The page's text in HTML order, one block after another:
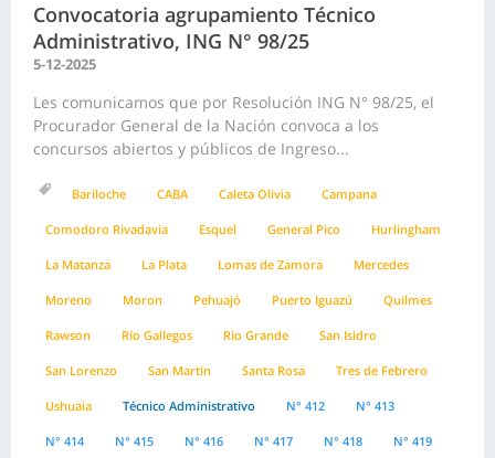
Convocatoria agrupamiento Técnico
Administrativo, ING N° 98/25
5-12-2025
Les comunicamos que por Resolución ING N° 98/25, el
Procurador General de la Nación convoca a los
concursos abiertos y públicos de Ingreso...
Bariloche CABA Caleta Olivia Campana
Comodoro Rivadavia Esquel General Pico Hurlingham
La Matanza La Plata Lomas de Zamora Mercedes
Moreno Moron Pehuajó Puerto Iguazú Quilmes
Rawson Río Gallegos Rio Grande San Isidro
San Lorenzo San Martin Santa Rosa Tres de Febrero
Ushuaia Técnico Administrativo N° 412 N° 413
N° 414 N° 415 N° 416 N° 417 N° 418 N° 419